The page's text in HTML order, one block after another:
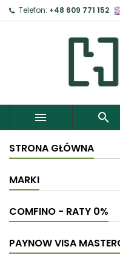
Telefon: +48 609 771 152
 
STRONA GŁÓWNA
MARKI
COMFINO - RATY 0%
PAYNOW VISA
Zaloguj
Aby zapisać produkty
Anuluj